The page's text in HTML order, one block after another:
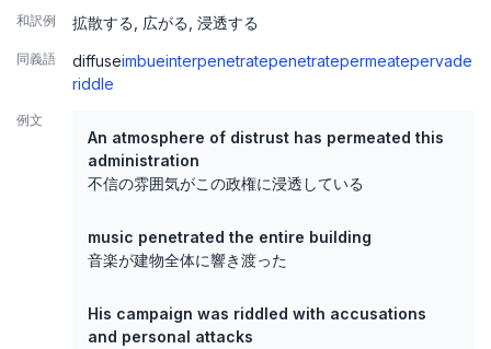
和訳例 拡散する 広がる 浸透する
同義語 diffuseimbueinterpenetratepenetratepermeatepervade
riddle
例文
An atmosphere of distrust has permeated this
administration
不信の雰囲気がこの政権に浸透している
music penetrated the entire building
音楽が建物全体に響き渡った
His campaign was riddled with accusations
and personal attacks